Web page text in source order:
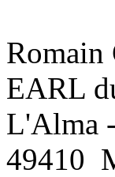
EARL
L'Alma
49410